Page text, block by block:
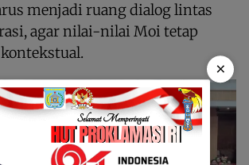
menjadi ruang dialog lintas
agar nilai-nilai Moi tetap
×